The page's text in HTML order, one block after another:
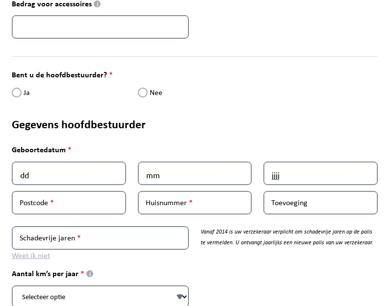
Bedrag voor accessoires i
Bent u de hoofdbestuurder?
Ja Nee
Gegevens hoofdbestuurder
Geboortedatum
Postcode Huisnummer Toevoeging
Schadevrije jaren
Weet ik niet
Vanaf 2014 is uw verzekeraar verplicht om schadevrije jaren op de polis
te vermelden. U ontvangt jaarlijks een nieuwe polis van uw verzekeraar.
Aantal km’s per jaar i